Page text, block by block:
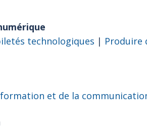
technologiques | Produire
et de la